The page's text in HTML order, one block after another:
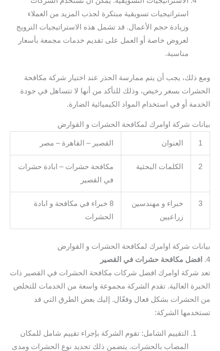
استراتيجيات تسويقية مبتكرة لجذب المزيد من العملاء
وزيادة حجم الأعمال. قد تشمل هذه الاستراتيجيات الترويج
لعروض خاصة أو العمل على تقديم خدمات مجمعة بأسعار
مناسبة.
ومع ذلك، يجب أن يتم ممارسة الحذر عند اختيار شركة مكافحة
الحشرات بسعر رخيص، وذلك للتأكد من أنها لا تتساهل في جودة
الخدمة أو في استخدام المواد الكيميائية الضارة.
بيانات شركة اوامرك لمكافحة الحشرات و القوارض
1 العنوان القصير – القاهرة – مصر
2 الكلمات البحثية
مكافحة حشرات – ابادة حشرات
في القصير
3
خبراء و مهندسين
زراعيين
8 خبراء في مكافحة و ابادة
الحشرات
بيانات شركة اوامرك لمكافحة الحشرات و القوارض
4.
افضل مكافحة حشرات في القصير
تعد شركة اوامرك افضل شركات مكافحة الحشرات في القصير ذات
الخبرة العالية. تقدم الشركة مجموعة واسعة من الخدمات للتخلص
من الحشرات بشكل فعال وفعّال. إليك بعض الطرق التي قد
تستخدمها الشركة:
التقييم الشامل: تقوم الشركة بإجراء تقييم شامل للمكان
المصاب بالحشرات. يتضمن ذلك تحديد نوع الحشرات ومدى